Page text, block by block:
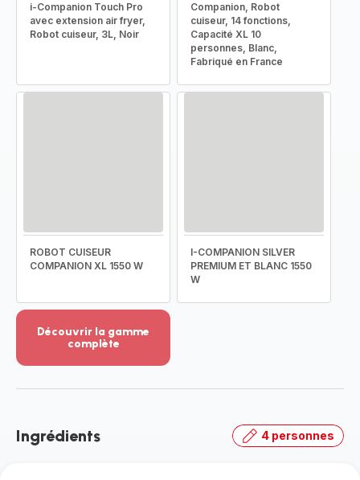
i-Companion Touch Pro
avec extension air fryer,
Robot cuiseur, 3L, Noir
Companion, Robot
cuiseur, 14 fonctions,
Capacité XL 10
personnes, Blanc,
Fabriqué en France
ROBOT CUISEUR
COMPANION XL 1550 W
I-COMPANION SILVER
PREMIUM ET BLANC 1550
W
Découvrir la gamme
complète
-
gamme
Ingrédients 4 personnes